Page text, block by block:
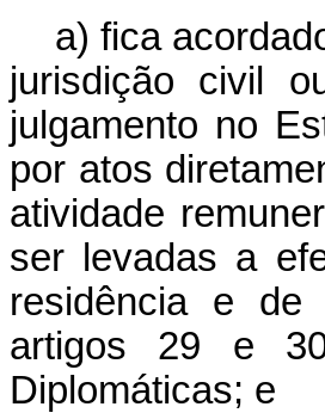
a) fica
jurisdição civil
julgamento no
por atos
atividade
ser levadas a
residência e de
artigos 29 e
Diplomáticas; e